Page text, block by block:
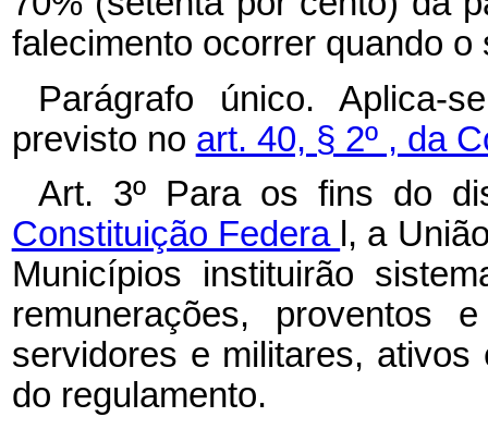
falecimento ocorrer quando
Parágrafo único.
previsto no art. 40, § 2º , da
Art. 3º Para os fins do
Constituição Federa l, a
Municípios instituirão
remunerações, proventos
servidores e militares,
do regulamento.